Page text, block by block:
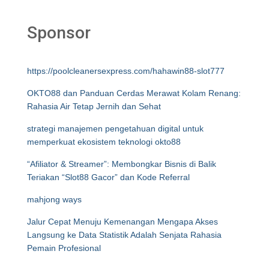
Sponsor
https://poolcleanersexpress.com/hahawin88-slot777
OKTO88 dan Panduan Cerdas Merawat Kolam Renang:
Rahasia Air Tetap Jernih dan Sehat
strategi manajemen pengetahuan digital untuk
memperkuat ekosistem teknologi okto88
“Afiliator & Streamer”: Membongkar Bisnis di Balik
Teriakan “Slot88 Gacor” dan Kode Referral
mahjong ways
Jalur Cepat Menuju Kemenangan Mengapa Akses
Langsung ke Data Statistik Adalah Senjata Rahasia
Pemain Profesional